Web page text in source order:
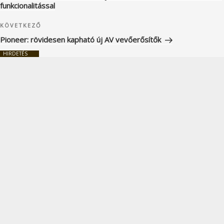
funkcionalitással
Következő
bejegyzés
KÖVETKEZŐ
Pioneer: rövidesen kapható új AV vevőerősítők
HIRDETÉS